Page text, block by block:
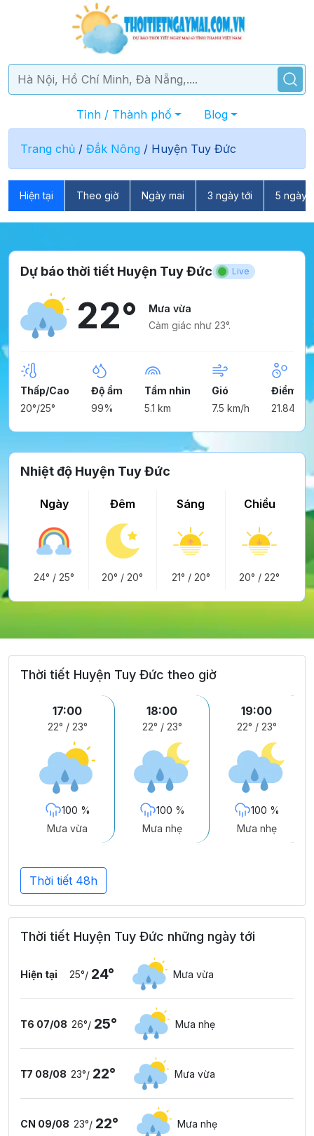
Tỉnh / Thành phố Blog
Trang chủ / Đắk Nông / Huyện Tuy Đức
Hiện tại Theo giờ Ngày mai 3 ngày tới 5 ngày
Dự báo thời tiết Huyện Tuy Đức Live
22°
Mưa vừa
Cảm giác như 23°.
Thấp/Cao
20°/25°
Độ ẩm
99%
Tầm nhìn
5.1 km
Gió
7.5 km/h
Điểm
21.84°
Nhiệt độ Huyện Tuy Đức
Ngày
24° /25°
Đêm
20° /20°
Sáng
21° / 20°
Chiều
20° /22°
Thời tiết Huyện Tuy Đức theo giờ
17:00
22° / 23°
100 %
Mưa vừa
18:00
22° / 23°
100 %
Mưa nhẹ
19:00
22° / 23°
100 %
Mưa nhẹ
Thời tiết 48h
Thời tiết Huyện Tuy Đức những ngày tới
Hiện tại 25°/ 24° Mưa vừa
T6 07/08 26°/ 25° Mưa nhẹ
T7 08/08 23°/ 22° Mưa vừa
CN 09/08 23°/ 22° Mưa nhẹ